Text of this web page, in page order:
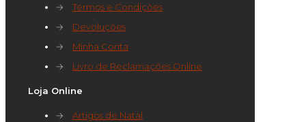
→
Termos e Condições
→
Devoluções
→
Minha Conta
→
Livro de Reclamações Online
Loja Online
→
Artigos de Natal